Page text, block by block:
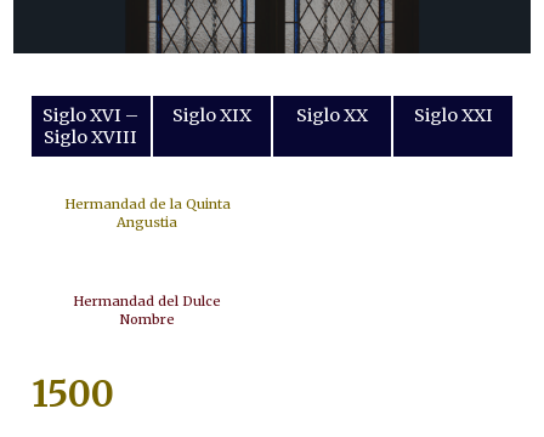
Siglo XVI –
Siglo XVIII
Siglo XIX Siglo XX Siglo XXI
Hermandad de la Quinta
Angustia
Hermandad del Dulce
Nombre
1500